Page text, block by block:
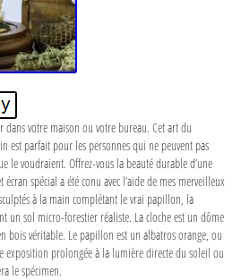
votre maison ou votre bureau. Cet art du
est parfait pour les personnes qui ne peuvent pas
le voudraient. Offrez-vous la beauté durable d’une
spécial a été conu avec l’aide de mes merveilleux
à la main complétant le vrai papillon, la
un sol micro-forestier réaliste. La cloche est un dôme
bois véritable. Le papillon est un albatros orange, ou
exposition prolongée à la lumière directe du soleil ou
le spécimen.